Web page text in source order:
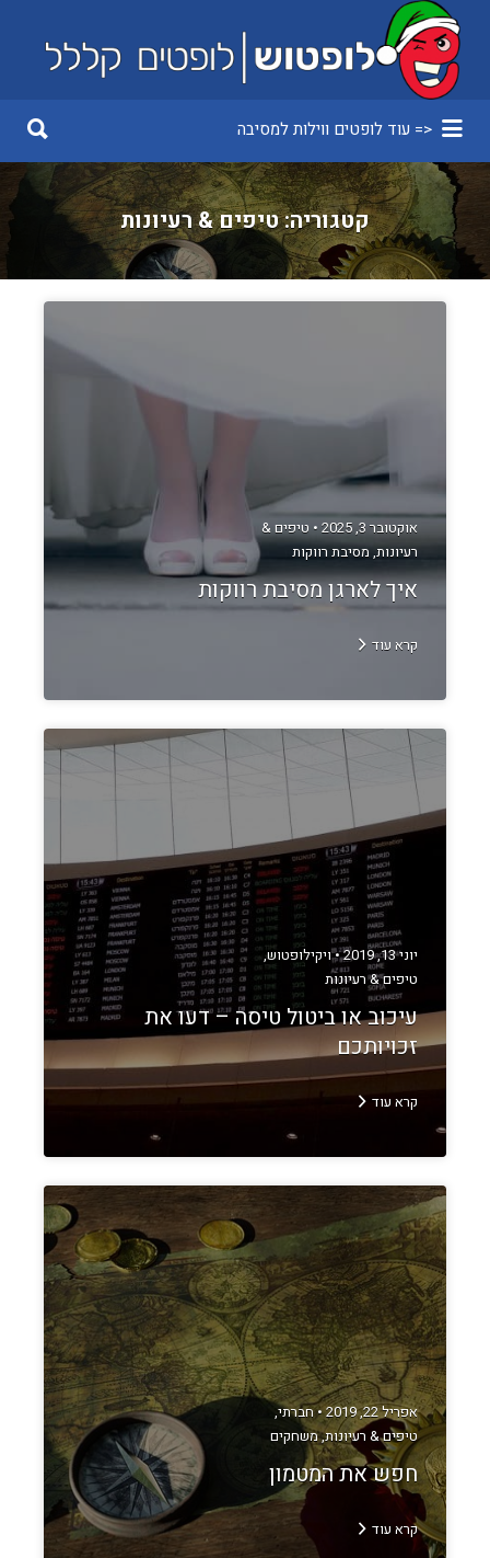
Search
for:
<= עוד לופטים ווילות למסיבה
for:
קטגוריה:טיפים & רעיונות
אוקטובר 3, 2025 •
טיפים &
רעיונות,מסיבת רווקות
איך לארגן מסיבת רווקות
קרא עוד
יוני 13, 2019 • ויקילופטוש,
טיפים & רעיונות
עיכוב או ביטול טיסה – דעו את
זכויותכם
קרא עוד
אפריל 22, 2019 • חברתי,
טיפים & רעיונות,משחקים
חפש את המטמון
קרא עוד